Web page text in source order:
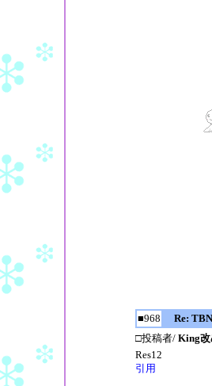
■968 Re:
□投稿者/ King
Res12
引用